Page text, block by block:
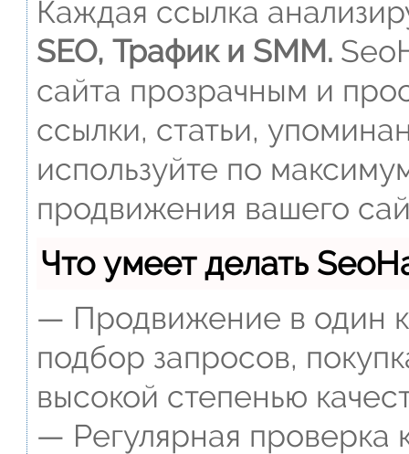
Каждая ссылка
SEO, Трафик и SMM.
сайта прозрачным и
ссылки, статьи,
используйте по
продвижения вашего
Что умеет делать
— Продвижение в один
подбор запросов,
высокой степенью
— Регулярная проверка